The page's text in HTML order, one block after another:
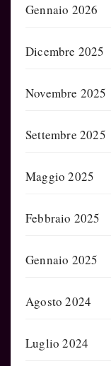
Gennaio 2026
Dicembre 2025
Novembre 2025
Settembre 2025
Maggio 2025
Febbraio 2025
Gennaio 2025
Agosto 2024
Luglio 2024